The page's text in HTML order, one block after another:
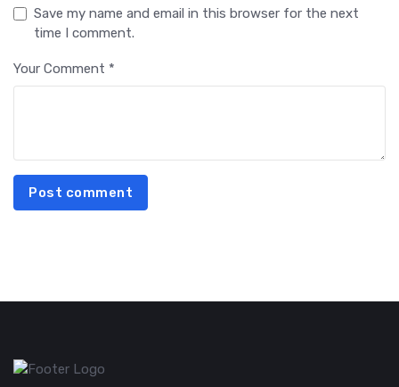
Save my name and email in this browser for the next
time I comment.
Your Comment *
Post comment